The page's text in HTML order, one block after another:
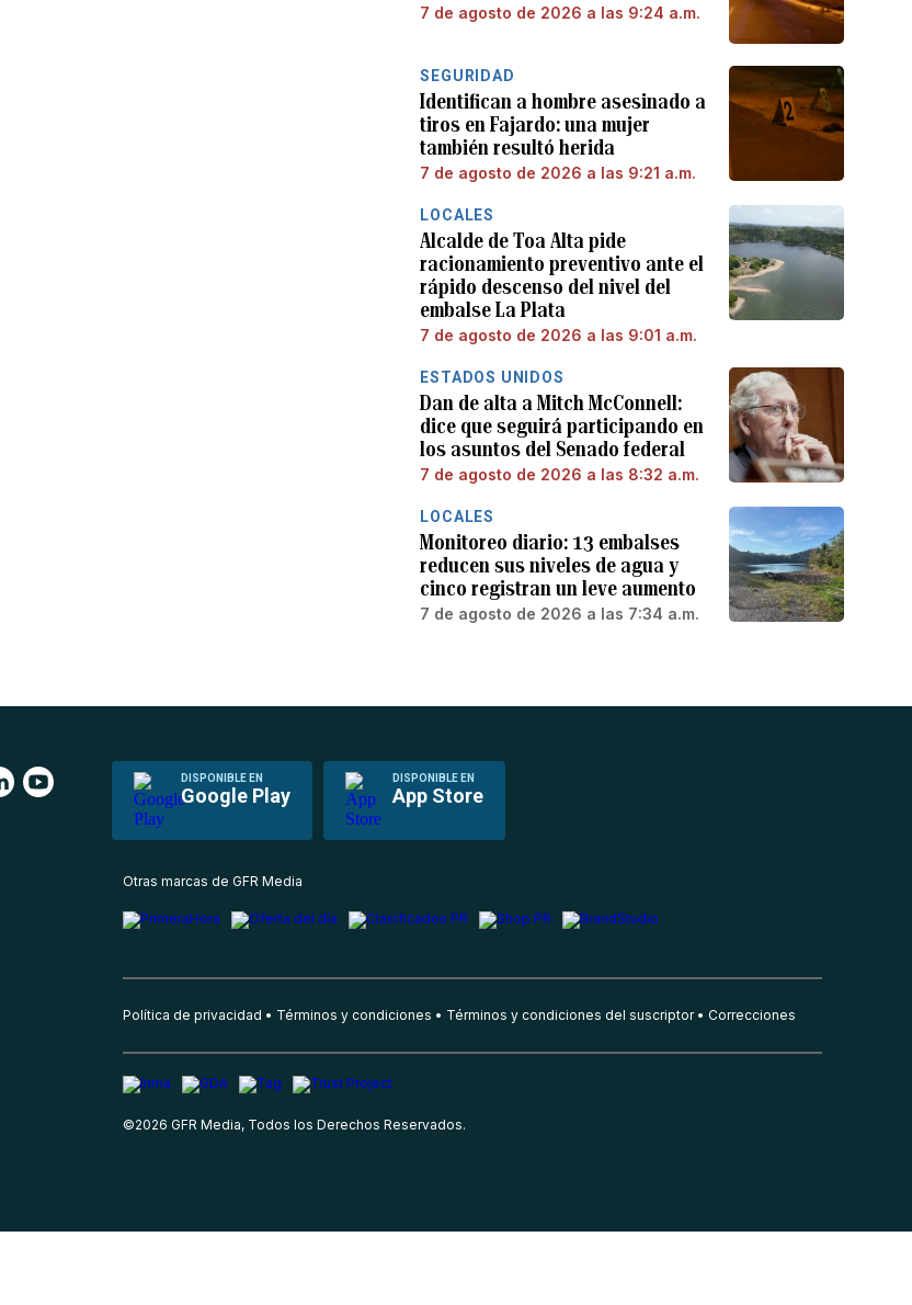
7 de agosto de 2026 a las 9:24 a.m.
SEGURIDAD
Identifican a hombre asesinado a
tiros en Fajardo: una mujer
también resultó herida
7 de agosto de 2026 a las 9:21 a.m.
LOCALES
Alcalde de Toa Alta pide
racionamiento preventivo ante el
rápido descenso del nivel del
embalse La Plata
7 de agosto de 2026 a las 9:01 a.m.
ESTADOS UNIDOS
Dan de alta a Mitch McConnell:
dice que seguirá participando en
los asuntos del Senado federal
7 de agosto de 2026 a las 8:32 a.m.
LOCALES
Monitoreo diario: 13 embalses
reducen sus niveles de agua y
cinco registran un leve aumento
7 de agosto de 2026 a las 7:34 a.m.
DISPONIBLE EN
Google Play
DISPONIBLE EN
App Store
Otras marcas de GFR Media
Política de privacidad Términos y condiciones Términos y condiciones del suscriptor Correcciones
©2026 GFR Media, Todos los Derechos Reservados.